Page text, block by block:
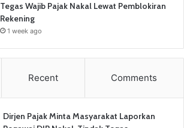
Tegas Wajib Pajak Nakal Lewat Pemblokiran
Rekening
1 week ago
Recent Comments
Dirjen Pajak Minta Masyarakat Laporkan